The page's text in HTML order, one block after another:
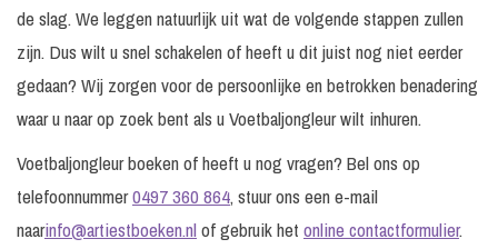
de slag. We leggen natuurlijk uit wat de volgende stappen zullen
zijn. Dus wilt u snel schakelen of heeft u dit juist nog niet eerder
gedaan? Wij zorgen voor de persoonlijke en betrokken benadering
waar u naar op zoek bent als u Voetbaljongleur wilt inhuren.
Voetbaljongleur boeken of heeft u nog vragen? Bel ons op
telefoonnummer0497 360 864, stuur ons een e-mail
naarinfo@artiestboeken.nlof gebruik het online contactformulier.